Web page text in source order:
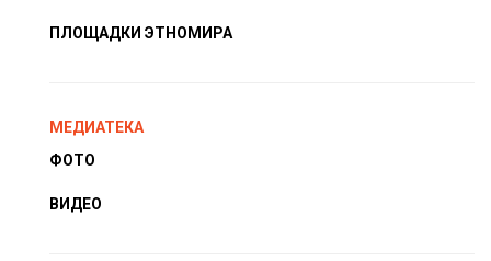
ПЛОЩАДКИ ЭТНОМИРА
МЕДИАТЕКА
ФОТО
ВИДЕО